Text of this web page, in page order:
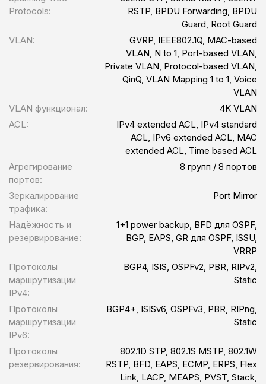
Protocols:
RSTP, BPDU Forwarding, BPDU
Guard, Root Guard
VLAN:
GVRP, IEEE802.1Q, MAC-based
VLAN, N to 1, Port-based VLAN,
Private VLAN, Protocol-based VLAN,
QinQ, VLAN Mapping 1 to 1, Voice
VLAN
VLAN функционал:
4K VLAN
ACL:
IPv4 extended ACL, IPv4 standard
ACL, IPv6 extended ACL, MAC
extended ACL, Time based ACL
Агрегирование
портов:
8 групп / 8 портов
Зеркалирование
трафика:
Port Mirror
Надёжность и
резервирование:
1+1 power backup, BFD для OSPF,
BGP, EAPS, GR для OSPF, ISSU,
VRRP
Протоколы
маршрутизации
IPv4:
BGP4, ISIS, OSPFv2, PBR, RIPv2,
Static
Протоколы
маршрутизации
IPv6:
BGP4+, ISISv6, OSPFv3, PBR, RIPng,
Static
Протоколы
резервирования:
802.1D STP, 802.1S MSTP, 802.1W
RSTP, BFD, EAPS, ECMP, ERPS, Flex
Link, LACP, MEAPS, PVST, Stack,